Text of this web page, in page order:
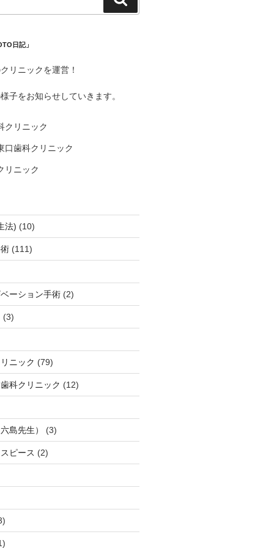
索
日記」
リニックを運営！
子をお知らせしていきます。
クリニック
口歯科クリニック
リニック
法) (10)
(111)
ーション手術(2)
(3)
ニック (79)
科クリニック (12)
島先生） (3)
ピース (2)